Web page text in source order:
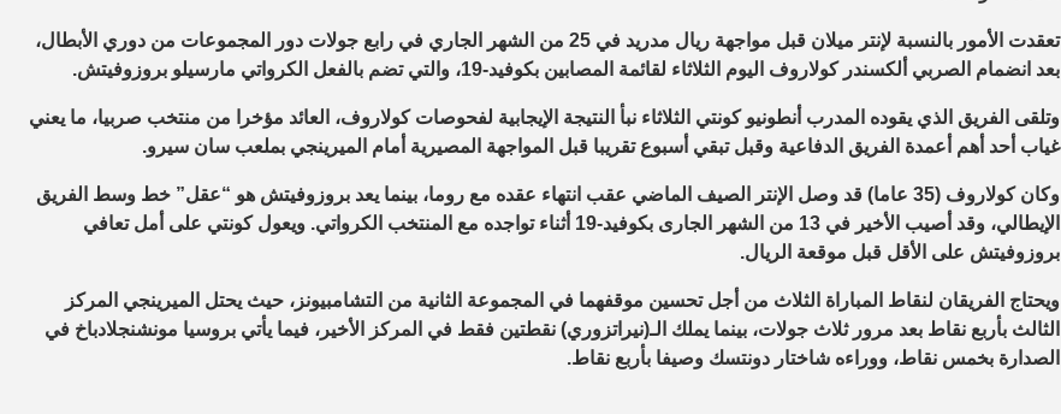
تعقدت الأمور بالنسبة لإنتر ميلان قبل مواجهة ريال مدريد في 25 من الشهر الجاري في رابع جولات دور المجموعات من دوري الأبطال،
بعد انضمام الصربي ألكسندر كولاروف اليوم الثلاثاء لقائمة المصابين بكوفيد-19، والتي تضم بالفعل الكرواتي مارسيلو بروزوفيتش.
وتلقى الفريق الذي يقوده المدرب أنطونيو كونتي الثلاثاء نبأ النتيجة الإيجابية لفحوصات كولاروف، العائد مؤخرا من منتخب صربيا، ما يعني
غياب أحد أهم أعمدة الفريق الدفاعية وقبل تبقي أسبوع تقريبا قبل المواجهة المصيرية أمام الميرينجي بملعب سان سيرو.
وكان كولاروف (35 عاما) قد وصل الإنتر الصيف الماضي عقب انتهاء عقده مع روما، بينما يعد بروزوفيتش هو “عقل” خط وسط الفريق
الإيطالي، وقد أصيب الأخير في 13 من الشهر الجارى بكوفيد-19 أثناء تواجده مع المنتخب الكرواتي. ويعول كونتي على أمل تعافي
بروزوفيتش على الأقل قبل موقعة الريال.
ويحتاج الفريقان لنقاط المباراة الثلاث من أجل تحسين موقفهما في المجموعة الثانية من التشامبيونز، حيث يحتل الميرينجي المركز
الثالث بأربع نقاط بعد مرور ثلاث جولات، بينما يملك الـ(نيراتزوري) نقطتين فقط في المركز الأخير، فيما يأتي بروسيا مونشنجلادباخ في
الصدارة بخمس نقاط، ووراءه شاختار دونتسك وصيفا بأربع نقاط.